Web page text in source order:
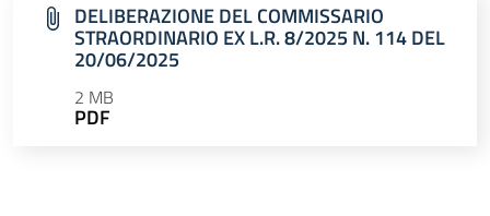
DELIBERAZIONE DEL COMMISSARIO
STRAORDINARIO EX L.R. 8/2025 N. 114 DEL
20/06/2025
2 MB
PDF